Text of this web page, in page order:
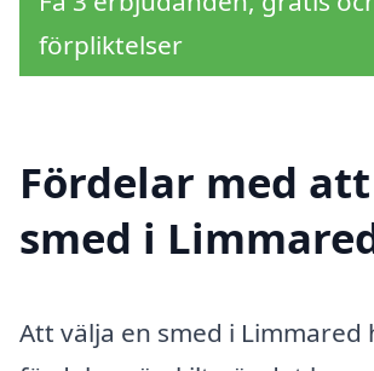
förpliktelser
Fördelar med
smed i
Att välja en smed i Limmared